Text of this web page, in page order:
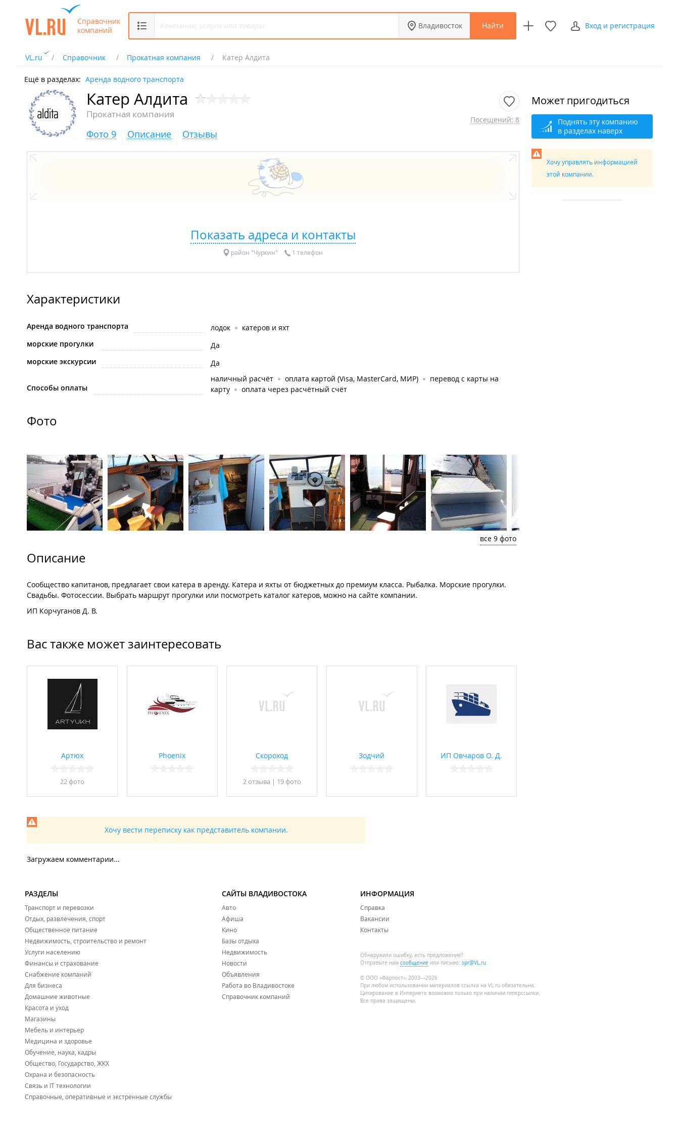
Справочник
компаний
Владивосток Найти Вход и регистрация
VL.ru Справочник Прокатная компания Катер Алдита
Ещё в разделах: Аренда водного транспорта
Катер Алдита
Прокатная компания Посещений: 8
Фото 9 Описание Отзывы
Показать адреса и контакты
район "Чуркин" 1 телефон
Характеристики
Аренда водного транспорта лодок
катеров и яхт
морские прогулки
Да
морские экскурсии
Да
Способы оплаты
наличный расчёт оплата картой (Visa, MasterCard, МИР)
перевод с карты на
карту
оплата через расчётный счёт
Фото
все 9 фото
Описание
Сообщество капитанов, предлагает свои катера в аренду. Катера и яхты от бюджетных до премиум класса. Рыбалка. Морские прогулки.
Свадьбы. Фотосессии. Выбрать маршрут прогулки или посмотреть каталог катеров, можно на сайте компании.
ИП Корчуганов Д. В.
Вас также может заинтересовать
Артюх
22 фото
Phoenix Скороход
2 отзывa | 19 фото
Зодчий ИП Овчаров О. Д.
Хочу вести переписку как представитель компании.
Загружаем комментарии...
Может пригодиться
Поднять эту компанию
в разделах наверх
Хочу управлять информацией
этой компании.
РАЗДЕЛЫ
Транспорт и перевозки
Отдых, развлечения, спорт
Общественное питание
Недвижимость, строительство и ремонт
Услуги населению
Финансы и страхование
Снабжение компаний
Для бизнеса
Домашние животные
Красота и уход
Магазины
Мебель и интерьер
Медицина и здоровье
Обучение, наука, кадры
Общество, Государство, ЖКХ
Охрана и безопасность
Связь и IT технологии
Справочные, оперативные и экстренные службы
САЙТЫ ВЛАДИВОСТОКА
Авто
Афиша
Кино
Базы отдыха
Недвижимость
Новости
Объявления
Работа во Владивостоке
Справочник компаний
ИНФОРМАЦИЯ
Справка
Вакансии
Контакты
Обнаружили ошибку, есть предложения?
Отправьте нам сообщение или письмо: spr@VL.ru
© ООО «Фарпост», 2003—2026
При любом использовании материалов ссылка на VL.ru обязательна.
Цитирование в Интернете возможно только при наличии гиперссылки.
Все права защищены.